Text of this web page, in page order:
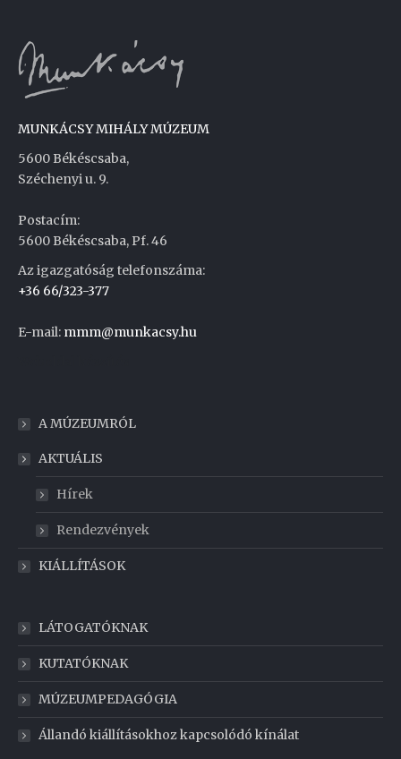
MUNKÁCSY MIHÁLY MÚZEUM
5600 Békéscsaba,
Széchenyi u. 9.
Postacím:
5600 Békéscsaba, Pf. 46
Az igazgatóság telefonszáma:
+36 66/323-377
E-mail: mmm@munkacsy.hu
A MÚZEUMRÓL
AKTUÁLIS
Hírek
Rendezvények
KIÁLLÍTÁSOK
LÁTOGATÓKNAK
KUTATÓKNAK
MÚZEUMPEDAGÓGIA
Állandó kiállításokhoz kapcsolódó kínálat